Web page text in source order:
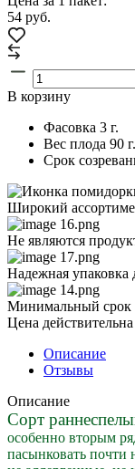
54 руб.
В корзину
Фасовка 3 г.
Вес плода 90 г.
Срок
Широкий
Не являются
Надежная упаковка
Минимальный срок
Цена
Описание
Отзывы
Описание
Сорт
особенно вторым
пасынковать почти